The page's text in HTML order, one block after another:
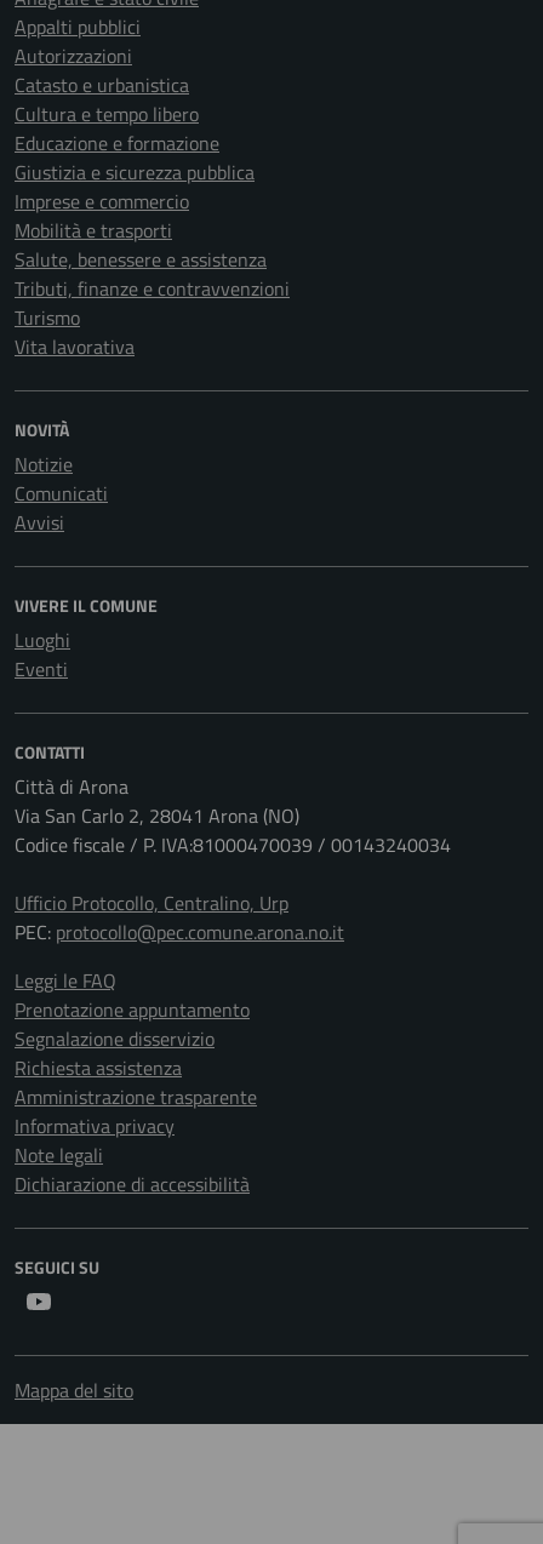
Appalti pubblici
Autorizzazioni
Catasto e urbanistica
Cultura e tempo libero
Educazione e formazione
Giustizia e sicurezza pubblica
Imprese e commercio
Mobilità e trasporti
Salute, benessere e assistenza
Tributi, finanze e contravvenzioni
Turismo
Vita lavorativa
NOVITÀ
Notizie
Comunicati
Avvisi
VIVERE IL COMUNE
Luoghi
Eventi
CONTATTI
Città di Arona
Via San Carlo 2, 28041 Arona (NO)
Codice fiscale / P. IVA:81000470039 / 00143240034
Ufficio Protocollo, Centralino, Urp
PEC: protocollo@pec.comune.arona.no.it
Leggi le FAQ
Prenotazione appuntamento
Segnalazione disservizio
Richiesta assistenza
Amministrazione trasparente
Informativa privacy
Note legali
Dichiarazione di accessibilità
SEGUICI SU
Mappa del sito